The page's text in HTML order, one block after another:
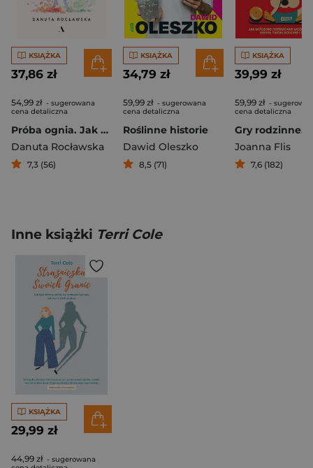
KSIĄŻKA
37,86 zł
54,99 zł - sugerowana
cena detaliczna
Próba ognia. Jak przejść przez wypalenie zawodowe i odzyskać energię do życia
Danuta Rocławska
7,3 (56)
KSIĄŻKA
34,79 zł
59,99 zł - sugerowana
cena detaliczna
Roślinne historie
Dawid Oleszko
8,5 (71)
KSIĄŻKA
39,99 zł
59,99 zł -
cena detaliczna
Joanna Flis
7,6 (182)
Inne książki Terri Cole
KSIĄŻKA
29,99 zł
44,99 zł - sugerowana